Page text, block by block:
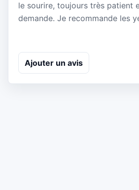
le sourire, toujours très patient
demande. Je recommande les
Ajouter un avis